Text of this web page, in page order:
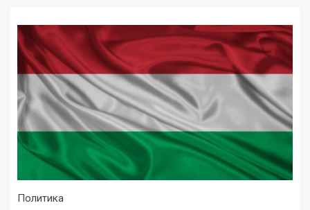
Политика